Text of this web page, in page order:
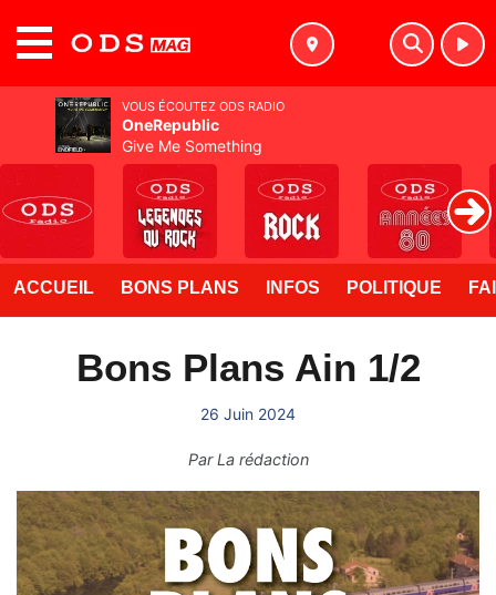
ACCUEIL BONS PLANS INFOS POLITIQUE
Bons Plans Ain 1/2
26 Juin 2024
ParLa rédaction
VOUS ÉCOUTEZ ODS RADIO
OneRepublic
Give Me Something